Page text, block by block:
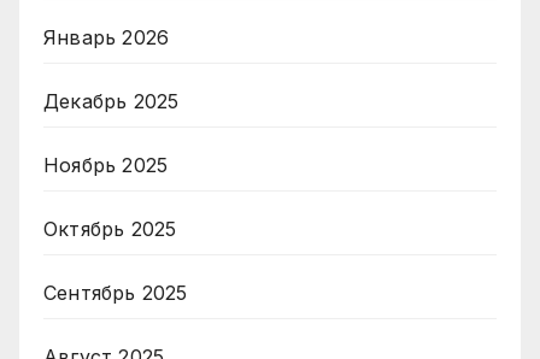
Январь 2026
Декабрь 2025
Ноябрь 2025
Октябрь 2025
Сентябрь 2025